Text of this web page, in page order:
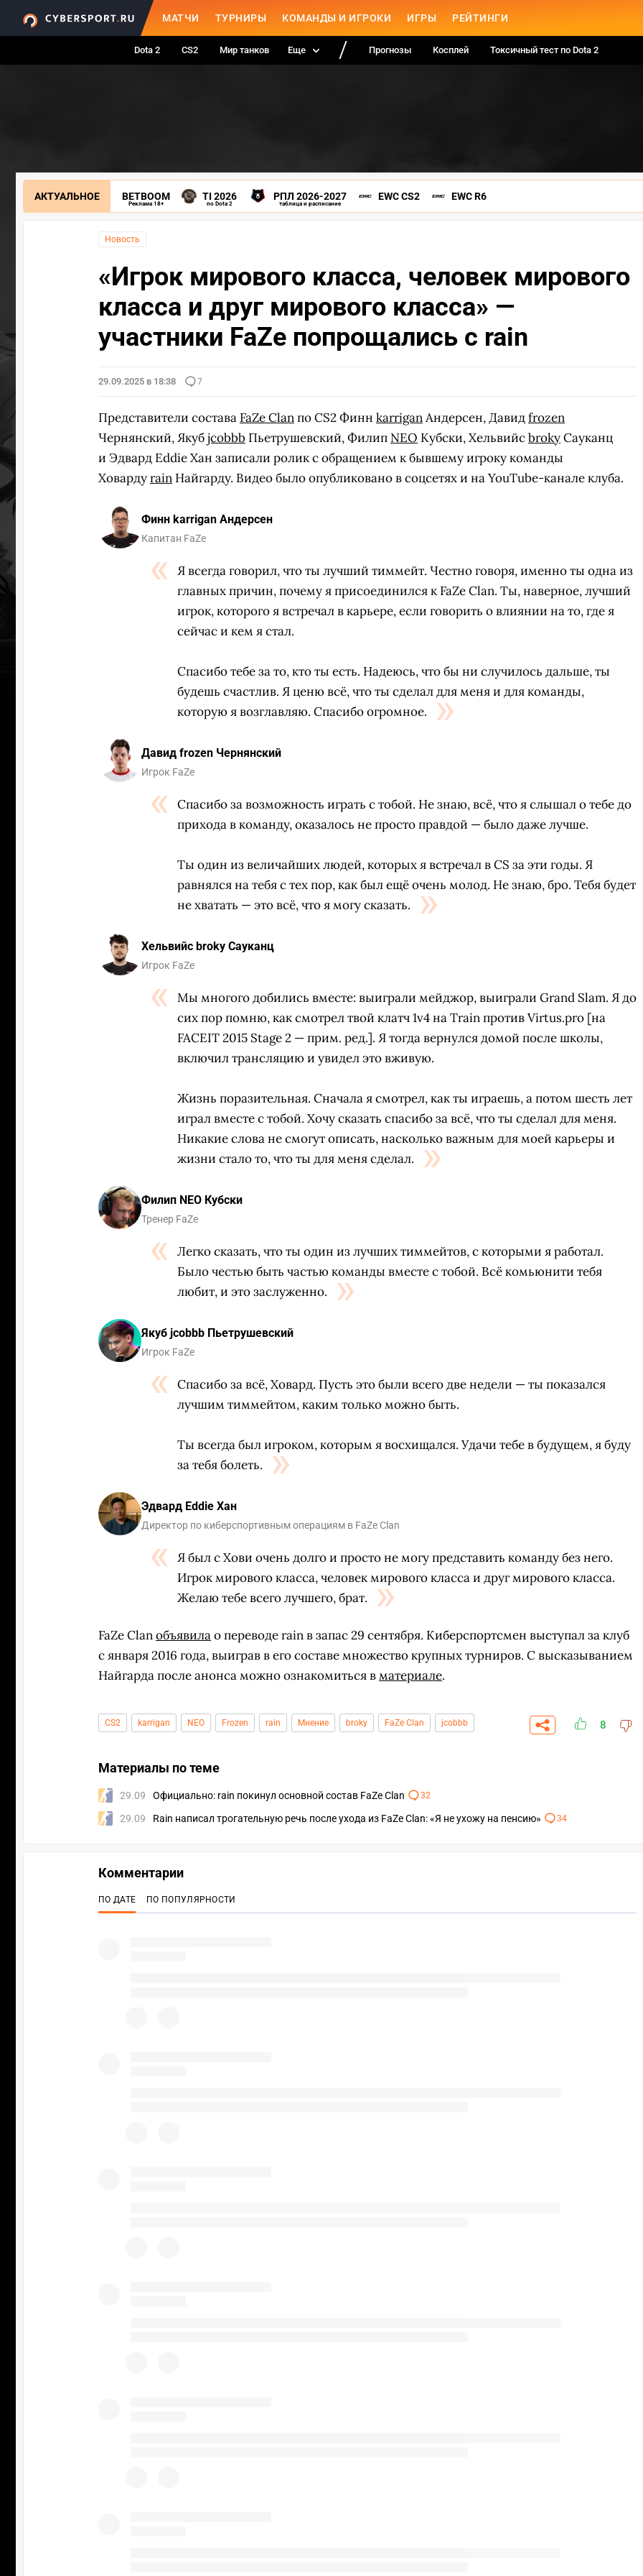
МАТЧИ ТУРНИРЫ КОМАНДЫ И ИГРОКИ ИГРЫ РЕЙТИНГИ
Dota 2 CS2 Мир танков Еще Прогнозы Косплей Токсичный тест по Dota 2
АКТУАЛЬНОЕ BETBOOM
Реклама 18+
TI 2026
по Dota 2
РПЛ 2026-2027
таблица и расписание
EWC CS2 EWC R6
Новость
«Игрок мирового класса, человек мирового
класса и друг мирового класса» —
участники FaZe попрощались с rain
29.09.2025 в 18:38 7
Представители состава FaZe Clanпо CS2 Финн karriganАндерсен, Давидfrozen
Чернянский, Якубjcobbb Пьетрушевский, Филип NEO Кубски, ХельвийсbrokyСауканц
и Эдвард Eddie Хан записали ролик с обращением к бывшему игроку команды
Ховардуrain Найгарду. Видео было опубликовано в соцсетях и на YouTube-канале клуба.
Финн karrigan Андерсен
Капитан FaZe
Я всегда говорил, что ты лучший тиммейт. Честно говоря, именно ты одна из
главных причин, почему я присоединился к FaZe Clan. Ты, наверное, лучший
игрок, которого я встречал в карьере, если говорить о влиянии на то, где я
сейчас и кем я стал.
Спасибо тебе за то, кто ты есть. Надеюсь, что бы ни случилось дальше, ты
будешь счастлив. Я ценю всё, что ты сделал для меня и для команды,
которую я возглавляю. Спасибо огромное.
Давид frozen Чернянский
Игрок FaZe
Спасибо за возможность играть с тобой. Не знаю, всё, что я слышал о тебе до
прихода в команду, оказалось не просто правдой — было даже лучше.
Ты один из величайших людей, которых я встречал в CS за эти годы. Я
равнялся на тебя с тех пор, как был ещё очень молод. Не знаю, бро. Тебя будет
не хватать — это всё, что я могу сказать.
Хельвийс broky Сауканц
Игрок FaZe
Мы многого добились вместе: выиграли мейджор, выиграли Grand Slam. Я до
сих пор помню, как смотрел твой клатч 1v4 на Train против Virtus.pro [на
FACEIT 2015 Stage 2 — прим. ред.]. Я тогда вернулся домой после школы,
включил трансляцию и увидел это вживую.
Жизнь поразительная. Сначала я смотрел, как ты играешь, а потом шесть лет
играл вместе с тобой. Хочу сказать спасибо за всё, что ты сделал для меня.
Никакие слова не смогут описать, насколько важным для моей карьеры и
жизни стало то, что ты для меня сделал.
Филип NEO Кубски
Тренер FaZe
Легко сказать, что ты один из лучших тиммейтов, с которыми я работал.
Было честью быть частью команды вместе с тобой. Всё комьюнити тебя
любит, и это заслуженно.
Якуб jcobbb Пьетрушевский
Игрок FaZe
Спасибо за всё, Ховард. Пусть это были всего две недели — ты показался
лучшим тиммейтом, каким только можно быть.
Ты всегда был игроком, которым я восхищался. Удачи тебе в будущем, я буду
за тебя болеть.
Эдвард Eddie Хан
Директор по киберспортивным операциям в FaZe Clan
Я был с Хови очень долго и просто не могу представить команду без него.
Игрок мирового класса, человек мирового класса и друг мирового класса.
Желаю тебе всего лучшего, брат.
FaZe Clanобъявилао переводе rain в запас 29 сентября. Киберспортсмен выступал за клуб
с января 2016 года, выиграв в его составе множество крупных турниров. С высказыванием
Найгарда после анонса можно ознакомиться вматериале.
CS2 karrigan NEO Frozen rain Мнение broky FaZe Clan jcobbb 8
Материалы по теме
29.09 Официально: rain покинул основной состав FaZe Clan 32
29.09 Rain написал трогательную речь после ухода из FaZe Clan: «Я не ухожу на пенсию» 34
ПЕРЕЙТИ ВЫБРАТЬ
СКАЧАТЬ НА
Комментарии
ПО ДАТЕ ПО ПОПУЛЯРНОСТИ